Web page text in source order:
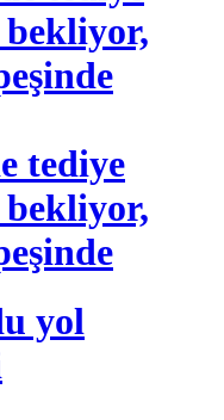
tediye
bekliyor,